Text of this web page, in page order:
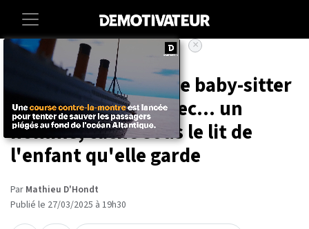
Societe Lifestyle
« Un monstre » : une baby-sitter
tombe nez à nez avec... un
homme, caché sous le lit de
l'enfant qu'elle garde
Par Mathieu D'Hondt
Publié le 27/03/2025 à 19h30
×